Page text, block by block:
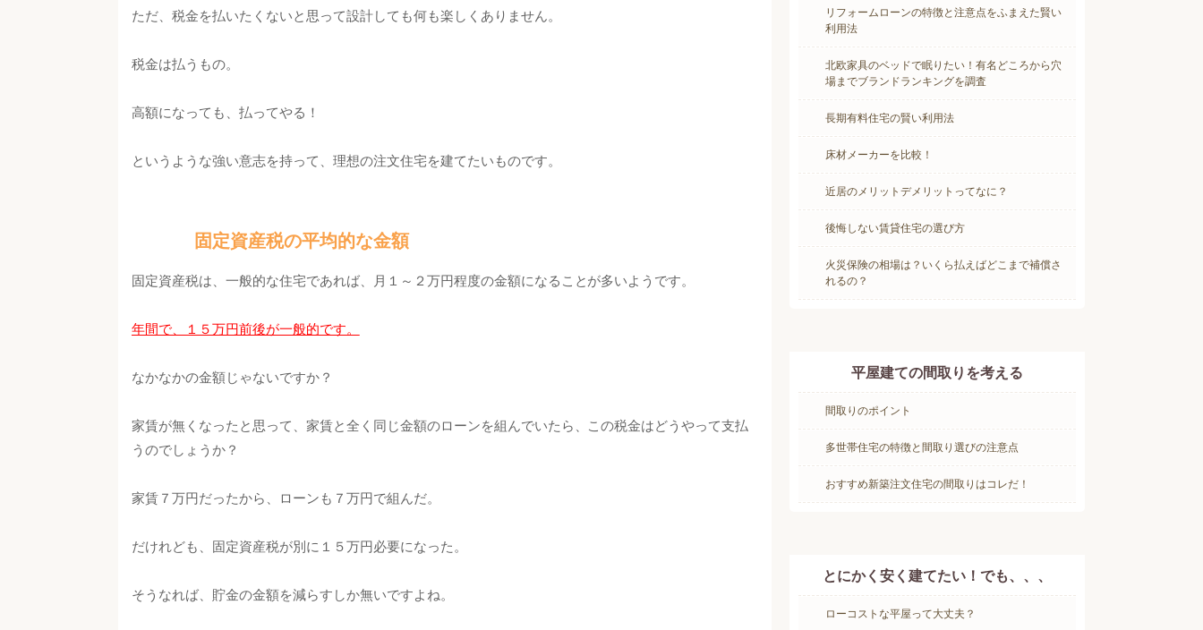
ただ、税金を払いたくないと思って設計しても何も楽しくありません。
税金は払うもの。
高額になっても、払ってやる！
というような強い意志を持って、理想の注文住宅を建てたいものです。
固定資産税の平均的な金額
固定資産税は、一般的な住宅であれば、月１～２万円程度の金額になることが多いようです。
年間で、１５万円前後が一般的です。
なかなかの金額じゃないですか？
家賃が無くなったと思って、家賃と全く同じ金額のローンを組んでいたら、この税金はどうやって支払
うのでしょうか？
家賃７万円だったから、ローンも７万円で組んだ。
だけれども、固定資産税が別に１５万円必要になった。
そうなれば、貯金の金額を減らすしか無いですよね。
リフォームローンの特徴と注意点をふまえた賢い
利用法
北欧家具のベッドで眠りたい！有名どころから穴
場までブランドランキングを調査
長期有料住宅の賢い利用法
床材メーカーを比較！
近居のメリットデメリットってなに？
後悔しない賃貸住宅の選び方
火災保険の相場は？いくら払えばどこまで補償さ
れるの？
平屋建ての間取りを考える
間取りのポイント
多世帯住宅の特徴と間取り選びの注意点
おすすめ新築注文住宅の間取りはコレだ！
とにかく安く建てたい！でも、、、
ローコストな平屋って大丈夫？